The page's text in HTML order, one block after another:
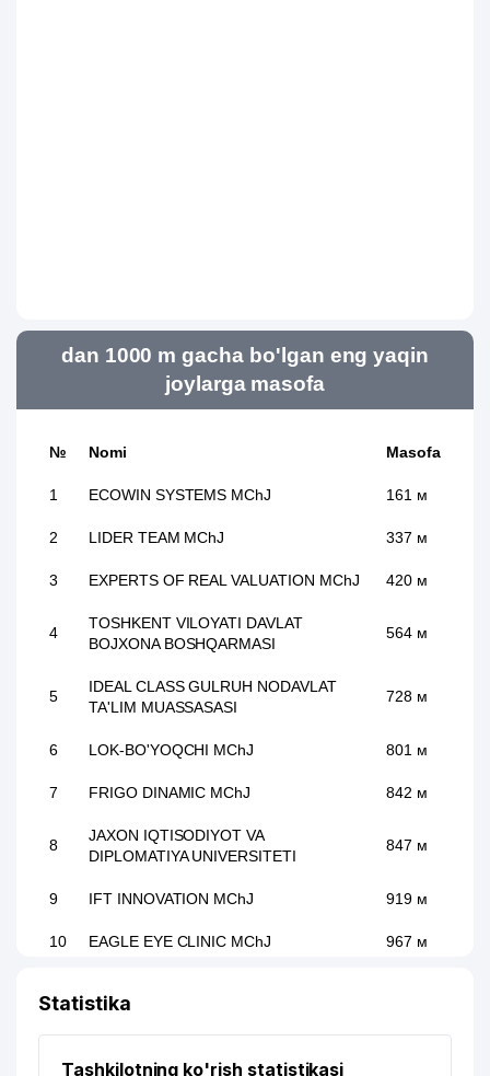
dan 1000 m gacha bo'lgan eng yaqin
joylarga masofa
№ Nomi Masofa
1 ECOWIN SYSTEMS MChJ 161 м
2 LIDER TEAM MChJ 337 м
3 EXPERTS OF REAL VALUATION MChJ 420 м
4
TOSHKENT VILOYATI DAVLAT
BOJXONA BOSHQARMASI
564 м
5
IDEAL CLASS GULRUH NODAVLAT
TA'LIM MUASSASASI
728 м
6 LOK-BO'YOQCHI MChJ 801 м
7 FRIGO DINAMIC MChJ 842 м
8
JAXON IQTISODIYOT VA
DIPLOMATIYA UNIVERSITETI
847 м
9 IFT INNOVATION MChJ 919 м
10 EAGLE EYE CLINIC MChJ 967 м
12 976 м
Statistika
Tashkilotning ko'rish statistikasi